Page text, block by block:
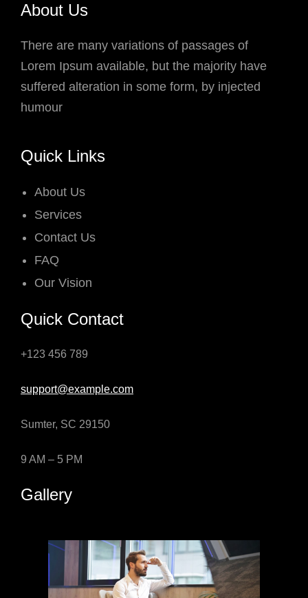
About Us
There are many variations of passages of
Lorem Ipsum available, but the majority have
suffered alteration in some form, by injected
humour
Quick Links
About Us
Services
Contact Us
FAQ
Our Vision
Quick Contact
+123 456 789
support@example.com
Sumter, SC 29150
9 AM – 5 PM
Gallery